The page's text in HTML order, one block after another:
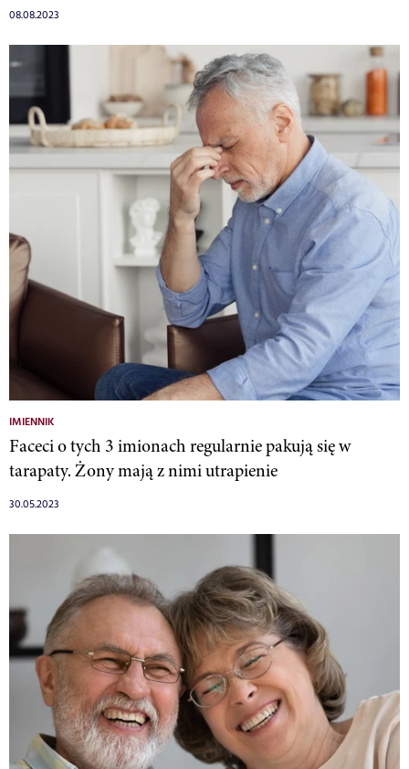
08.08.2023
IMIENNIK
Faceci o tych 3 imionach regularnie pakują się w
tarapaty. Żony mają z nimi utrapienie
30.05.2023